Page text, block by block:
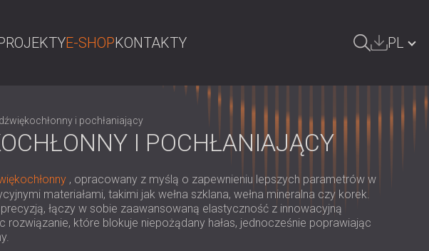
E-SHOPKONTAKTY PL
DEUTSCHLAND | DE
ÖSTERREICH | AT
SRBIJA | RS
i pochłaniający
I POCHŁANIAJĄCY
, opracowany z myślą o zapewnieniu lepszych parametrów w
materiałami, takimi jak wełna szklana, wełna mineralna czy korek.
łączy w sobie zaawansowaną elastyczność z innowacyjną
rozwiązanie, które blokuje niepożądany hałas, jednocześnie poprawiając